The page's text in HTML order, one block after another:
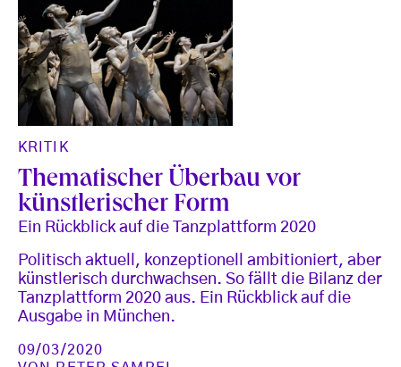
KRITIK
Thematischer Überbau vor
künstlerischer Form
Ein Rückblick auf die Tanzplattform 2020
Politisch aktuell, konzeptionell ambitioniert, aber
künstlerisch durchwachsen. So fällt die Bilanz der
Tanzplattform 2020 aus. Ein Rückblick auf die
Ausgabe in München.
09/03/2020